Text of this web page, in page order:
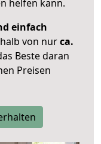
helfen kann.
einfach
von nurca.
Beste daran
Preisen